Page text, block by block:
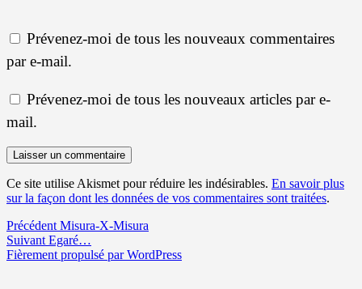
Prévenez-moi de tous les nouveaux commentaires
par e-mail.
Prévenez-moi de tous les nouveaux articles par e-
mail.
Ce site utilise Akismet pour réduire les indésirables. En savoir plus
sur la façon dont les données de vos commentaires sont traitées.
Navigation
de
Précédent Article
précédent :
Misura-X-Misura
Suivant Article
suivant :
Egaré…
Fièrement propulsé par WordPress